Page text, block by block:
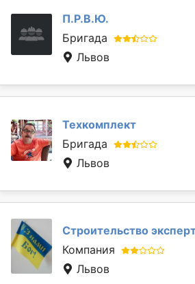
П.Р.В.Ю.
Бригада
Львов
Техкомплект
Бригада
Львов
Строительство
Компания
Львов